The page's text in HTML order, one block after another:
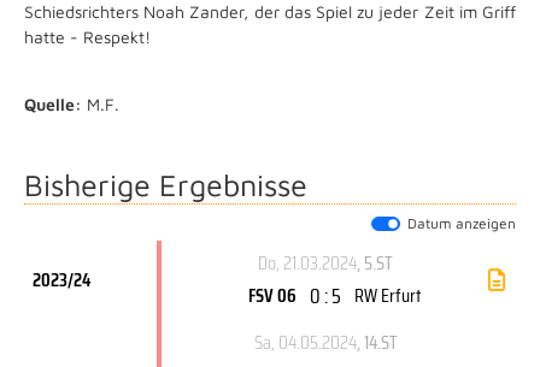
Schiedsrichters Noah Zander, der das Spiel zu jeder Zeit im Griff
hatte - Respekt!
Quelle: M.F.
Bisherige Ergebnisse
Datum anzeigen
2023/24
Do, 21.03.2024, 5.ST
FSV 06 0 : 5 RW Erfurt
Sa, 04.05.2024, 14.ST